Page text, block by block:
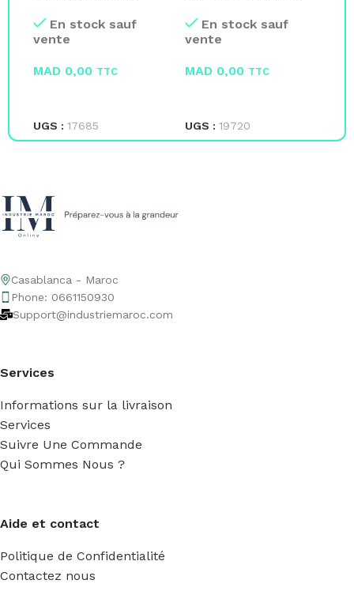
PcsEn stock sauf
vente
MAD 0,00 TTC
UGS : 17685
En stock sauf
vente
MAD 0,00 TTC
UGS : 19720
Casablanca - Maroc
Phone: 0661150930
Support@industriemaroc.com
Services
Informations sur la livraison
Services
Suivre Une Commande
Qui Sommes Nous ?
Aide et contact
Politique de Confidentialité
Contactez nous